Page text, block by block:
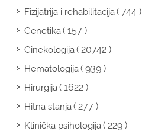
Fizijatrija i rehabilitacija( 744 )
Genetika( 157 )
Ginekologija( 20742 )
Hematologija( 939 )
Hirurgija( 1622 )
Hitna stanja( 277 )
Klinička psihologija( 229 )